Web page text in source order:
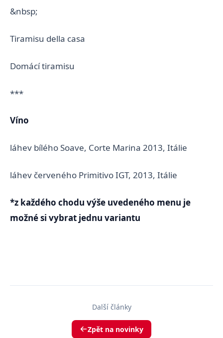
&nbsp;
Tiramisu della casa
Domácí tiramisu
***
Víno
láhev bílého Soave, Corte Marina 2013, Itálie
láhev červeného Primitivo IGT, 2013, Itálie
*z každého chodu výše uvedeného menu je
možné si vybrat jednu variantu
Další články
Zpět na novinky